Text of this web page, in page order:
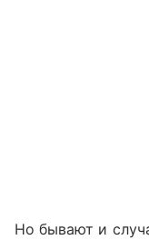
Но бывают и